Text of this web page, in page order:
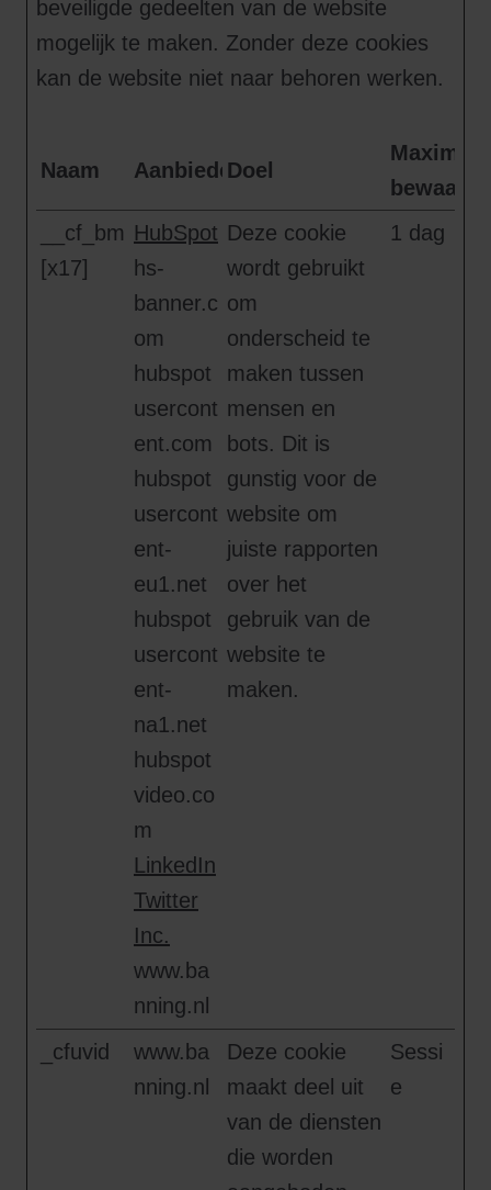
beveiligde gedeelten van de website
mogelijk te maken. Zonder deze cookies
kan de website niet naar behoren werken.
Naam AanbiederDoel
Maximale
__cf_bm
[x17]
HubSpot
hs-
banner.c
om
hubspot
usercont
ent.com
hubspot
usercont
ent-
eu1.net
hubspot
usercont
ent-
na1.net
hubspot
video.co
m
LinkedIn
Twitter
Inc.
www.ba
nning.nl
Deze cookie
wordt gebruikt
om
onderscheid te
maken tussen
mensen en
bots. Dit is
gunstig voor de
website om
juiste rapporten
over het
gebruik van de
website te
maken.
1 dag
_cfuvid
www.ba
nning.nl
Deze cookie
maakt deel uit
van de diensten
die worden
Sessi
e